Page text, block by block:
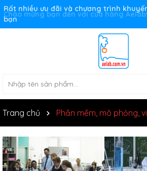
Rất nhiều ưu đãi và chương trình
bạn
Trang chủ Phần mềm, mô phỏng,